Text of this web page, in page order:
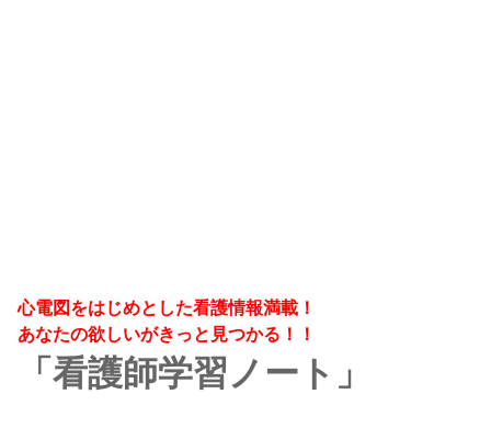
心電図をはじめとした看護情報満載！
あなたの欲しいがきっと見つかる！！
「看護師学習ノート」